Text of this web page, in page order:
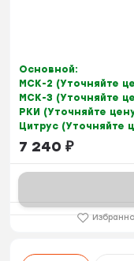
Основной:
МСК-2 (Уточняйте
МСК-3 (Уточняйте
РКИ (Уточняйте
Цитрус (Уточняйте
7 240 ₽